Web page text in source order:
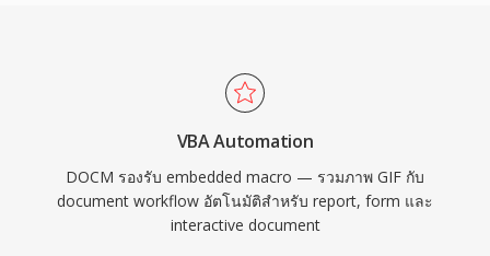
VBA Automation
DOCM รองรับ embedded macro — รวมภาพ GIF กับ
document workflow อัตโนมัติสำหรับ report, form และ
interactive document